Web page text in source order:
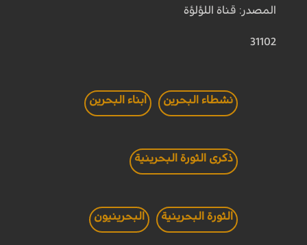
المصدر: قناة اللؤلؤة
31102
نشطاء البحرين ابناء البحرين
ذكرى الثورة البحرينية
الثورة البحرينية البحرينيون